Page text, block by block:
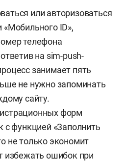
или авторизоваться
ID»,
телефона
на sim-push-
занимает пять
не нужно запоминать
сайту.
форм
с функцией «Заполнить
не только экономит
избежать ошибок при